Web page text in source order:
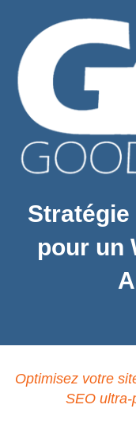
Stratégie
pour un
Optimisez votre
SEO ultra-